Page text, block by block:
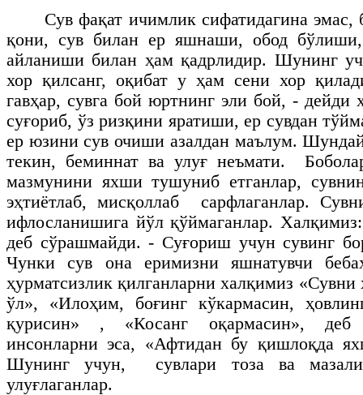
Сув фақат ичимлик сифатидагина эмас,
қони, сув билан ер яшнаши, обод бўлиши,
айланиши билан ҳам қадрлидир. Шунинг
хор қилсанг, оқибат у ҳам сени хор
гавҳар, сувга бой юртнинг эли бой, - дейди
суғориб, ўз ризқини яратиши, ер сувдан
ер юзини сув очиши азалдан маълум.
текин, беминнат ва улуғ неъмати.
мазмунини яхши тушуниб етганлар,
эҳтиётлаб, мисқоллаб сарфлаганлар.
ифлосланишига йўл қўймаганлар.
деб сўрашмайди. - Суғориш учун сувинг
Чунки сув она еримизни яшнатувчи
ҳурматсизлик қилганларни халқимиз
ўл», «Илоҳим, боғинг кўкармасин,
қурисин» , «Косанг оқармасин», деб
инсонларни эса, «Афтидан бу қишлоқда
Шунинг учун, сувлари тоза ва
улуғлаганлар.